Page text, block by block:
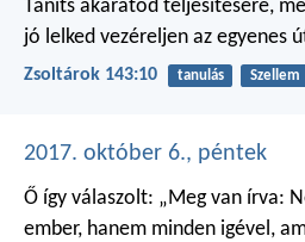
Taníts akaratod teljesítésére,
jó lelked vezéreljen az egyenes
Zsoltárok 143:10 tanulás Szellem
2017. október 6., péntek
Ő így válaszolt: „Meg van írva:
ember, hanem minden igével,